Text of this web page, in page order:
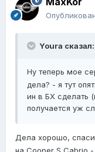
Youra сказал:
Ну теперь мое
дела? - я тут
ин в БХ сделать
получается уж
Дела хорошо,
на Cooper S Cabrio